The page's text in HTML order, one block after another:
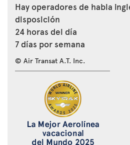
Hay operadores de habla
disposición
24 horas del día
7 días por semana
© Air Transat A.T. Inc.